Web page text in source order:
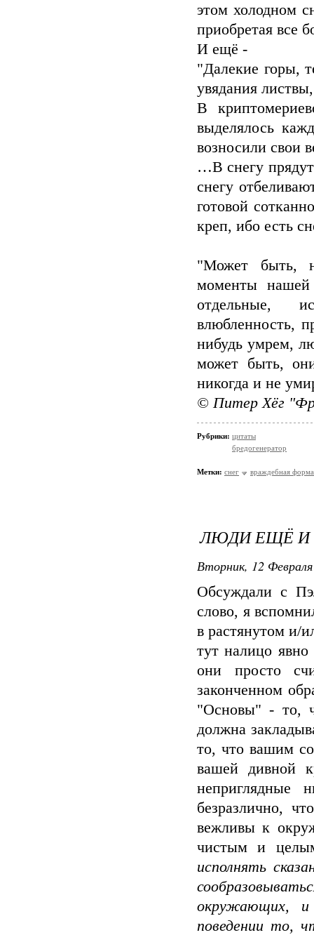
этом холодном
приобретая все
И ещё -
"Далекие горы,
увядания
В
выделялось
возносили свои
…В снегу
снегу
готовой
креп, ибо есть
"Может быть,
моменты нашей
отдельные,
влюбленность,
нибудь умрем,
может быть,
никогда и не
© Питер Хёг
Рубрики: цитаты
бредогенератор
Метки: снег враждебная
ЛЮДИ ЕЩЁ И
Вторник, 12
Обсуждали с
слово, я
в растянутом и/
тут налицо
они просто
законченном
"Основы" - то,
должна
то, что вашим
вашей дивной
безразлично,
вежливы к
чистым и
исполнять
окружающих,
поведении то,